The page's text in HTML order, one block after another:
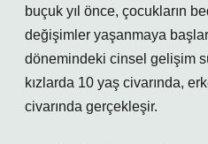
buçuk yıl önce, çocukların
değişimler yaşanmaya
dönemindeki cinsel gelişim
kızlarda 10 yaş civarında,
civarında gerçekleşir.